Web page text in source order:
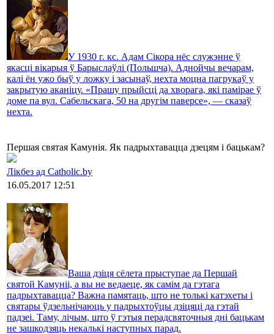
У 1930 г. кс. Адам Сікора нёс служэнне ў
якасці вікарыя ў Барыслаўлі (Польшча). Аднойчы вечарам,
калі ён ужо быў у ложку і засынаў, нехта моцна пагрукаў у
закрытую аканіцу. «Прашу прыйсці да хворага, які памірае ў
доме па вул. Сабельскага, 50 на другім паверсе», — сказаў
нехта.
Першая святая Камунія. Як падрыхтавацца дзецям і бацькам?
Лікбез ад Catholic.by
16.05.2017 12:51
Ваша дзіця сёлета прыступае да Першай
святой Камуніі, а вы не ведаеце, як самім да гэтага
падрыхтавацца? Важна памятаць, што не толькі катэхеты і
святары ўдзельнічаюць у падрыхтоўцы дзіцяці да гэтай
падзеі. Таму, лічым, што ў гэтыя перадсвяточныя дні бацькам
не зашкодзяць некалькі наступных парад.